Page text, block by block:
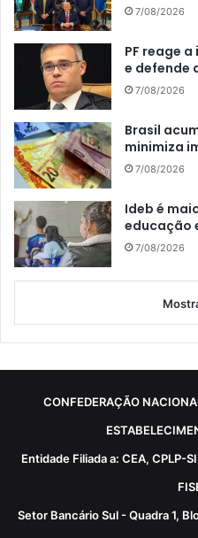
7/08/2026
PF reage
e defende
7/08/2026
Brasil
minimiza
7/08/2026
Ideb é
educação
7/08/2026
CONFEDERAÇÃO
Entidade Filiada a: CEA, CPLP-
Setor Bancário Sul - Quadra 1,